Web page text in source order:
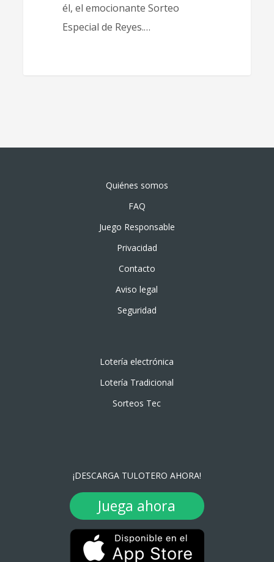
él, el emocionante Sorteo
Especial de Reyes.…
Quiénes somos
FAQ
Juego Responsable
Privacidad
Contacto
Aviso legal
Seguridad
Lotería electrónica
Lotería Tradicional
Sorteos Tec
¡DESCARGA TULOTERO AHORA!
Juega ahora